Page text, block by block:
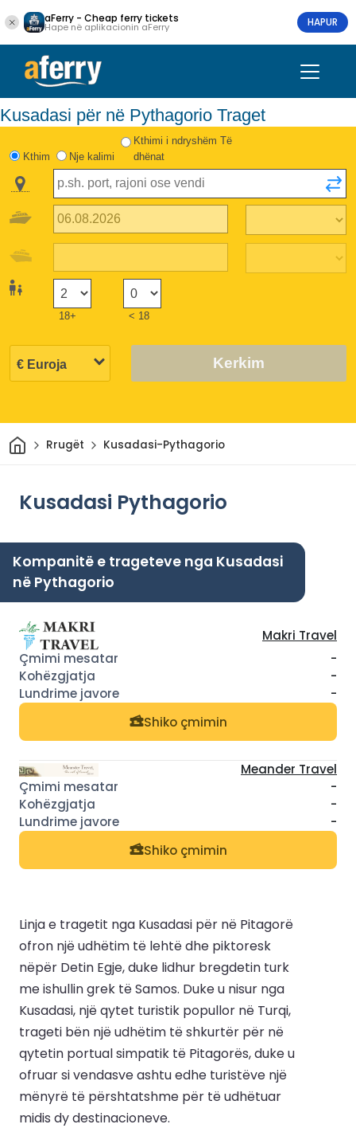
aFerry - Cheap ferry tickets
Hape në aplikacionin aFerry HAPUR
Kusadasi për në Pythagorio Traget
Kthim Nje kalimi
Kthimi i ndryshëm Të
dhënat
18+ < 18
Kerkim
ShtëpiRrugët Kusadasi-Pythagorio
Kusadasi Pythagorio
Kompanitë e trageteve nga Kusadasi
në Pythagorio
Makri Travel
-
-
-
Shiko çmimin
Meander Travel
-
-
-
Shiko çmimin
Linja e tragetit nga Kusadasi për në Pitagorë
ofron një udhëtim të lehtë dhe piktoresk
nëpër Detin Egje, duke lidhur bregdetin turk
me ishullin grek të Samos. Duke u nisur nga
Kusadasi, një qytet turistik popullor në Turqi,
trageti bën një udhëtim të shkurtër për në
qytetin portual simpatik të Pitagorës, duke u
ofruar si vendasve ashtu edhe turistëve një
mënyrë të përshtatshme për të udhëtuar
midis dy destinacioneve.